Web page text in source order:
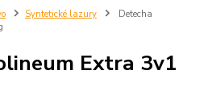
Syntetické lazury
Detecha
Extra 3v1